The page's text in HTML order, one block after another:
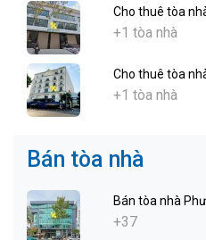
Cho thuê tòa
+1 tòa nhà
Cho thuê tòa
+1 tòa nhà
Bán tòa nhà
Bán tòa nhà
+37